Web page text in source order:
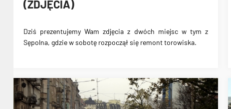
(ZDJĘCIA)
Dziś prezentujemy Wam zdjęcia z dwóch miejsc w tym z
Sępolna, gdzie w sobotę rozpoczął się remont torowiska.